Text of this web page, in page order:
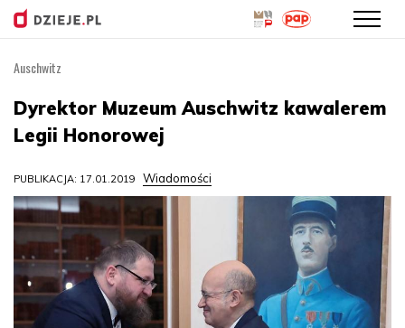
treści
Auschwitz
Dyrektor Muzeum Auschwitz kawalerem
Legii Honorowej
PUBLIKACJA: 17.01.2019 Wiadomości